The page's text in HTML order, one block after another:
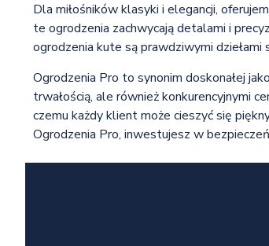
Dla miłośników klasyki i elegancji,
te ogrodzenia zachwycają detalami i
ogrodzenia kute są prawdziwymi
Ogrodzenia Pro to synonim doskonałej
trwałością, ale również konkurencyjnymi
czemu każdy klient może cieszyć się
Ogrodzenia Pro, inwestujesz w